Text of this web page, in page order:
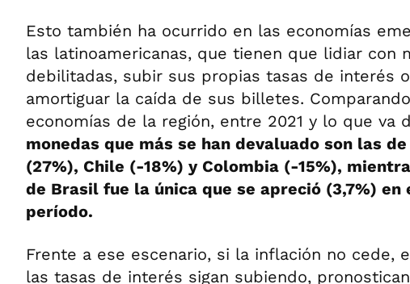
Esto también ha ocurrido en las economías
las latinoamericanas, que tienen que lidiar con
debilitadas, subir sus propias tasas de interés
amortiguar la caída de sus billetes.
economías de la región, entre 2021 y lo que va
monedas que más se han devaluado son las
(27%), Chile (-18%) y Colombia (-15%),
de Brasil fue la única que se apreció (3,7%) en
período.
Frente a ese escenario, si la inflación no cede,
las tasas de interés sigan subiendo,